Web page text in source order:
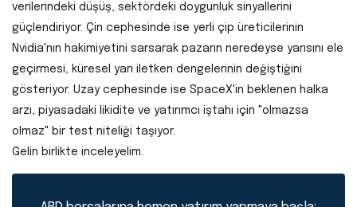
verilerindeki düşüş, sektördeki doygunluk sinyallerini
güçlendiriyor. Çin cephesinde ise yerli çip üreticilerinin
Nvidia'nın hakimiyetini sarsarak pazarın neredeyse yarısını ele
geçirmesi, küresel yarı iletken dengelerinin değiştiğini
gösteriyor. Uzay cephesinde ise SpaceX'in beklenen halka
arzı, piyasadaki likidite ve yatırımcı iştahı için "olmazsa
olmaz" bir test niteliği taşıyor.
Gelin birlikte inceleyelim.